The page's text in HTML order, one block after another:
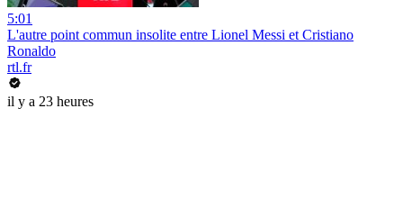
5:01
L'autre point commun insolite entre Lionel Messi et Cristiano
Ronaldo
rtl.fr
il y a 23 heures